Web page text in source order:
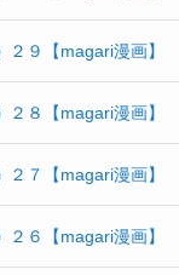
２９【magari漫画】
２８【magari漫画】
２７【magari漫画】
２６【magari漫画】